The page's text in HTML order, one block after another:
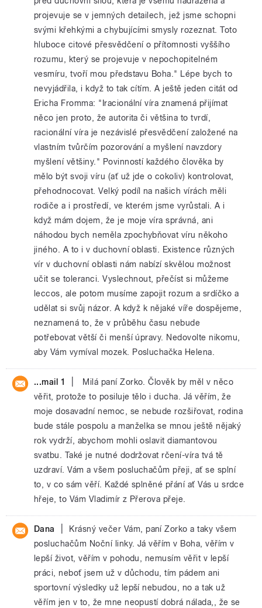
projevuje se v jemných detailech, jež jsme schopni
svými křehkými a chybujícími smysly rozeznat. Toto
hluboce citové přesvědčení o přítomnosti vyššího
rozumu, který se projevuje v nepochopitelném
vesmíru, tvoří mou představu Boha." Lépe bych to
nevyjádřila, i když to tak cítím. A ještě jeden citát od
Ericha Fromma: "Iracionální víra znamená přijímat
něco jen proto, že autorita či většina to tvrdí,
racionální víra je nezávislé přesvědčení založené na
vlastním tvůrčím pozorování a myšlení navzdory
myšlení většiny." Povinností každého člověka by
mělo být svoji víru (ať už jde o cokoliv) kontrolovat,
přehodnocovat. Velký podíl na našich vírách měli
rodiče a i prostředí, ve kterém jsme vyrůstali. A i
když mám dojem, že je moje víra správná, ani
náhodou bych neměla zpochybňovat víru někoho
jiného. A to i v duchovní oblasti. Existence různých
vír v duchovní oblasti nám nabízí skvělou možnost
učit se toleranci. Vyslechnout, přečíst si můžeme
leccos, ale potom musíme zapojit rozum a srdíčko a
udělat si svůj názor. A když k nějaké víře dospějeme,
neznamená to, že v průběhu času nebude
potřebovat větší či menší úpravy. Nedovolte nikomu,
aby Vám vymíval mozek. Posluchačka Helena.
...mail 1
Milá paní Zorko. Člověk by měl v něco
věřit, protože to posiluje tělo i ducha. Já věřím, že
moje dosavadní nemoc, se nebude rozšiřovat, rodina
bude stále pospolu a manželka se mnou ještě nějaký
rok vydrží, abychom mohli oslavit diamantovou
svatbu. Také je nutné dodržovat rčení-víra tvá tě
uzdraví. Vám a všem posluchačům přeji, ať se splní
to, v co sám věří. Každé splněné přání ať Vás u srdce
hřeje, to Vám Vladimír z Přerova přeje.
Dana
Krásný večer Vám, paní Zorko a taky všem
posluchačům Noční linky. Já věřím v Boha, věřím v
lepší život, věřím v pohodu, nemusím věřit v lepší
práci, neboť jsem už v důchodu, tím pádem ani
sportovní výsledky už lepší nebudou, no a tak už
věřím jen v to, že mne neopustí dobrá nálada,, že se